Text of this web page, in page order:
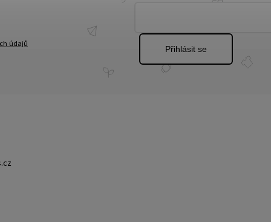
údajů
Přihlásit se